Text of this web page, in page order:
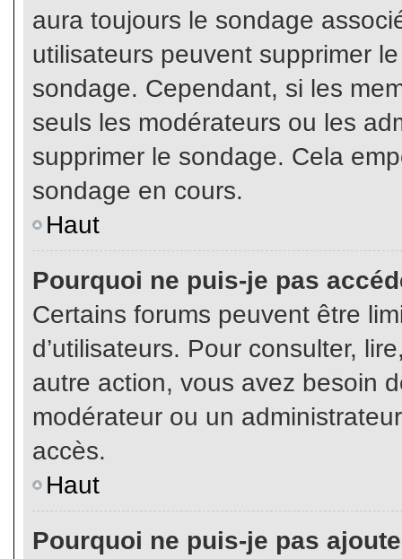
aura toujours le sondage
utilisateurs peuvent supprimer
sondage. Cependant, si les
seuls les modérateurs ou les
supprimer le sondage. Cela
sondage en cours.
Haut
Pourquoi ne puis-je pas
Certains forums peuvent être
d’utilisateurs. Pour consulter,
autre action, vous avez besoin
modérateur ou un
accès.
Haut
Pourquoi ne puis-je pas